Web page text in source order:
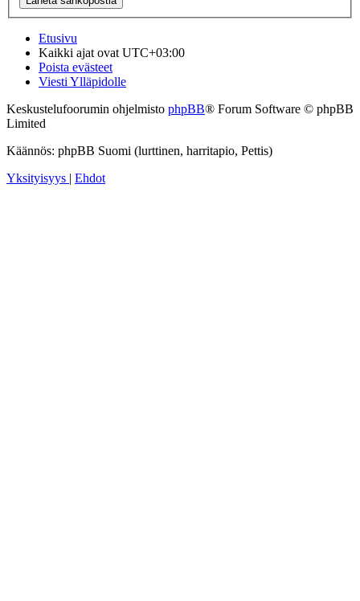
Etusivu
Kaikki ajat ovatUTC+03:00
Poista evästeet
Viesti Ylläpidolle
Keskustelufoorumin ohjelmisto phpBB® Forum Software © phpBB
Limited
Käännös: phpBB Suomi (lurttinen, harritapio, Pettis)
Yksityisyys
Ehdot